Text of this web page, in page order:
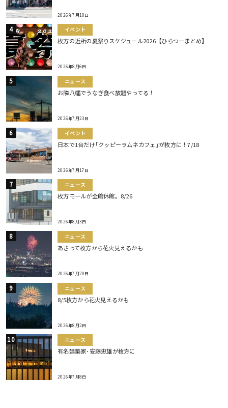
2026年7月10日
イベント
枚方の近所の夏祭りスケジュール2026【ひらつーまとめ】
2026年8月6日
ニュース
お隣八幡でうなぎ食べ放題やってる！
2026年7月23日
イベント
日本で1台だけ｢クッピーラムネカフェ｣が枚方に！7/18
2026年7月17日
ニュース
枚方モールが全館休館。8/26
2026年8月3日
ニュース
あさって枚方から花火見えるかも
2026年7月20日
ニュース
8/5枚方から花火見えるかも
2026年8月2日
ニュース
有名建築家･安藤忠雄が枚方に
2026年7月8日